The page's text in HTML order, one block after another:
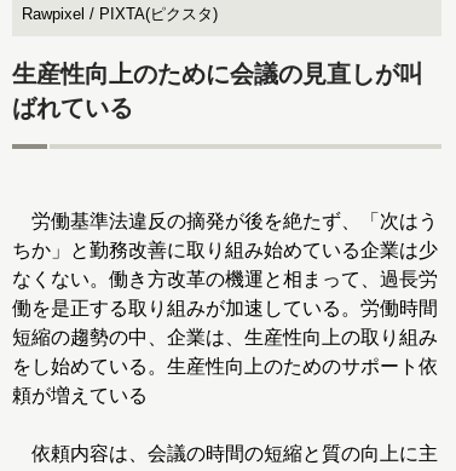
Rawpixel / PIXTA(ピクスタ)
生産性向上のために会議の見直しが叫
ばれている
労働基準法違反の摘発が後を絶たず、「次はう
ちか」と勤務改善に取り組み始めている企業は少
なくない。働き方改革の機運と相まって、過長労
働を是正する取り組みが加速している。労働時間
短縮の趨勢の中、企業は、生産性向上の取り組み
をし始めている。生産性向上のためのサポート依
頼が増えている
依頼内容は、会議の時間の短縮と質の向上に主